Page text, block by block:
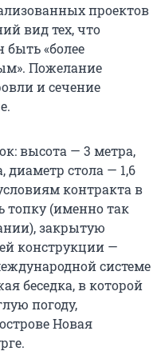
проектов
вид тех, что
быть «более
Пожелание
и сечение
высота — 3 метра,
диаметр стола — 1,6
контракта в
топку (именно так
закрытую
конструкции —
системе
беседка, в которой
погоду,
Новая